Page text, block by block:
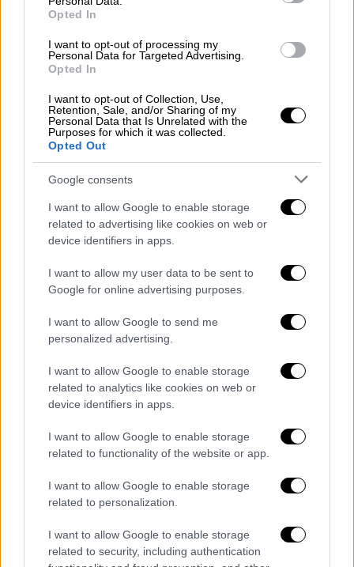
Opted In
I want to opt-out of processing my
Personal Data for Targeted Advertising.
Opted In
I want to opt-out of Collection, Use,
Retention, Sale, and/or Sharing of my
Personal Data that Is Unrelated with the
Purposes for which it was collected.
Opted Out
Google consents
I want to allow Google to enable storage
related to advertising like cookies on web or
device identifiers in apps.
I want to allow my user data to be sent to
Google for online advertising purposes.
I want to allow Google to send me
personalized advertising.
I want to allow Google to enable storage
related to analytics like cookies on web or
device identifiers in apps.
I want to allow Google to enable storage
related to functionality of the website or app.
I want to allow Google to enable storage
related to personalization.
I want to allow Google to enable storage
related to security, including authentication
Κόσμος|13.06.2026 13:15
Κοντά σε συμφωνία ΗΠΑ - Ιράν: Μακρά
και δύσκολη η διαδικασία λένε αναλυτές
Το πυρηνικό πρόγραμμα παραμένει το
μεγαλύτερο αγκάθι - Ο πόλεμος ανέδειξε
τον στρατηγικό ρόλο των Στενών του
Ορμούζ